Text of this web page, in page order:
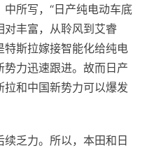
所写，“日产纯电动车底
丰富，从聆风到艾睿
斯拉嫁接智能化给纯电
力迅速跟进。故而日产
和中国新势力可以爆发
乏力。所以，本田和日